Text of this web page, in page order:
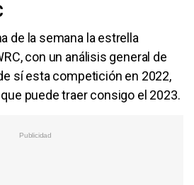
de la semana la estrella
con un análisis general de
sí esta competición en 2022,
puede traer consigo el 2023.